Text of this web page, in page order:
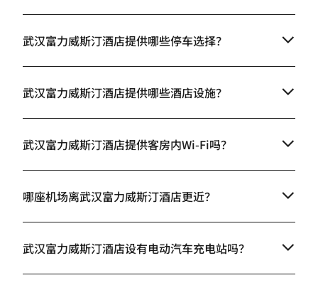
武汉富力威斯汀酒店提供哪些停车选择？
武汉富力威斯汀酒店提供哪些酒店设施？
武汉富力威斯汀酒店提供客房内Wi-Fi吗？
哪座机场离武汉富力威斯汀酒店更近？
武汉富力威斯汀酒店设有电动汽车充电站吗？